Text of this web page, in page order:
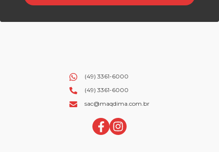
(49) 3361-6000
(49) 3361-6000
sac@maqdima.com.br